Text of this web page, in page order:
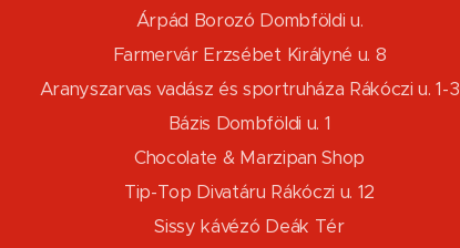
Árpád Borozó Dombföldi u.
Farmervár Erzsébet Királyné u. 8
Aranyszarvas vadász és sportruháza Rákóczi u. 1-3
Bázis Dombföldi u. 1
Chocolate & Marzipan Shop
Tip-Top Divatáru Rákóczi u. 12
Sissy kávézó Deák Tér